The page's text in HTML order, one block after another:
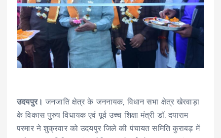
उदयपुर। जनजाति क्षेत्र के जननायक, विधान सभा क्षेत्र खेरवाड़ा
के विकास पुरुष विधायक एवं पूर्व उच्च शिक्षा मंत्री डॉ. दयाराम
परमार ने शुक्रवार को उदयपुर जिले की पंचायत समिति कुराबड़ में